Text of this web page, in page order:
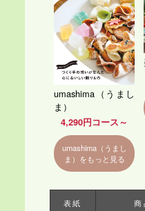
umashima（うまし
ま）
4,290円コース～
umashima（うまし
ま）をもっと見る
表紙 商